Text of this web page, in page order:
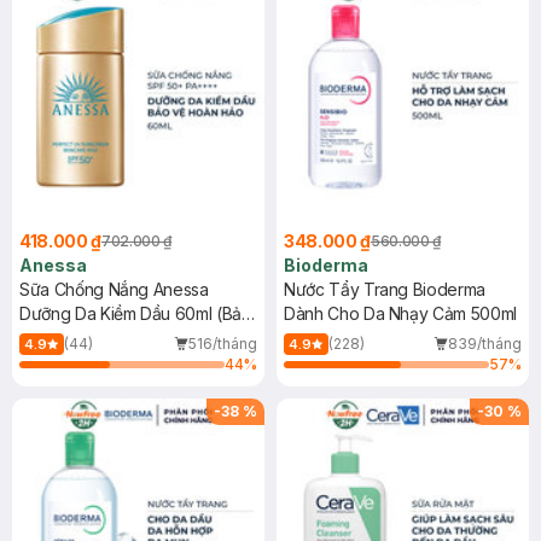
418.000 ₫702.000 ₫
Anessa
Sữa Chống Nắng Anessa
Dưỡng Da Kiềm Dầu 60ml (Bản
Mới)
4.9 (44)
516/tháng
44%
348.000 ₫560.000 ₫
Bioderma
Nước Tẩy Trang Bioderma
Dành Cho Da Nhạy Cảm 500ml
4.9 (228)
839/tháng
57%
-38 % -30 %